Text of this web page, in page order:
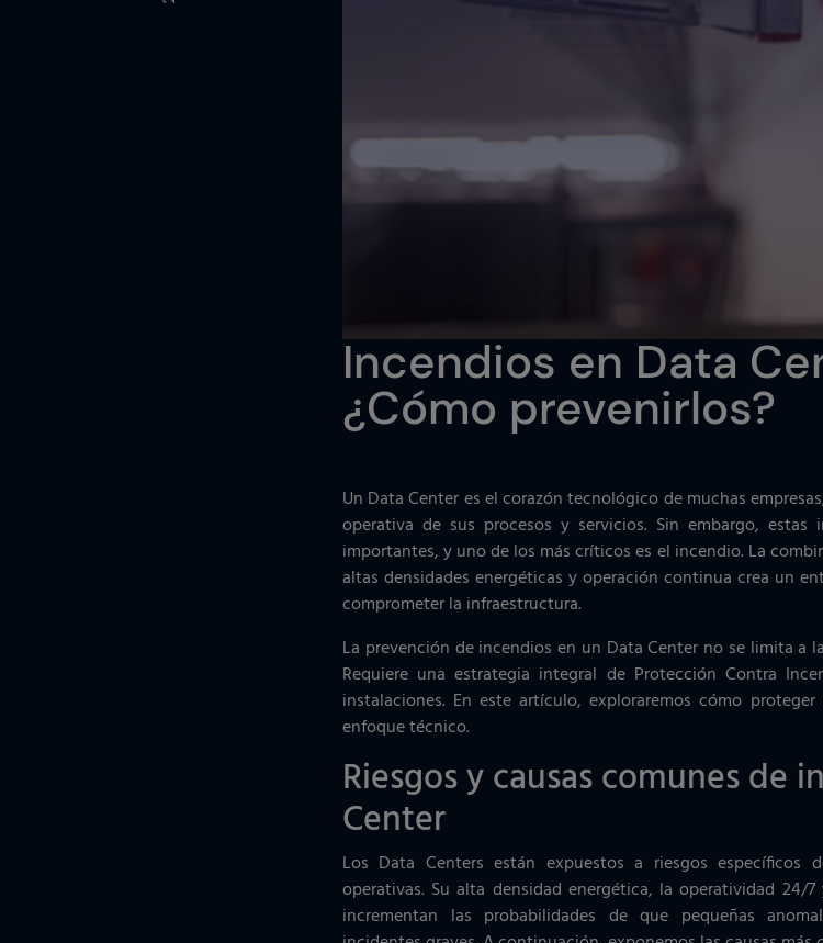
Incendios en Data
¿Cómo prevenirlos?
Un Data Center es el corazón tecnológico de muchas
operativa de sus procesos y servicios. Sin embargo, estas
importantes, y uno de los más críticos es el incendio. La
altas densidades energéticas y operación continua crea un
comprometer la infraestructura.
La prevención de incendios en un Data Center no se limita a
Requiere una estrategia integral de Protección Contra
instalaciones. En este artículo, exploraremos cómo
enfoque técnico.
Riesgos y causas comunes de
Center
Los Data Centers están expuestos a riesgos específicos
operativas. Su alta densidad energética, la operatividad 24/
incrementan las probabilidades de que pequeñas